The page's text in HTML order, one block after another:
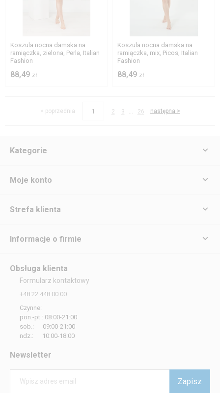
L
Koszula nocna damska na
ramiączka, zielona, Perla, Italian
Fashion
88,49 zł
Koszula nocna damska na
ramiączka, mix, Picos, Italian
Fashion
88,49 zł
< poprzednia 1 2 3 ... 26 następna >
Kategorie
Moje konto
Strefa klienta
Informacje o firmie
Obsługa klienta
Formularz kontaktowy
+48 22 448 00 00
Czynne:
pon.-pt.: 08:00-21:00
sob.: 09:00-21:00
ndz.: 10:00-18:00
Newsletter
Wpisz adres email Zapisz